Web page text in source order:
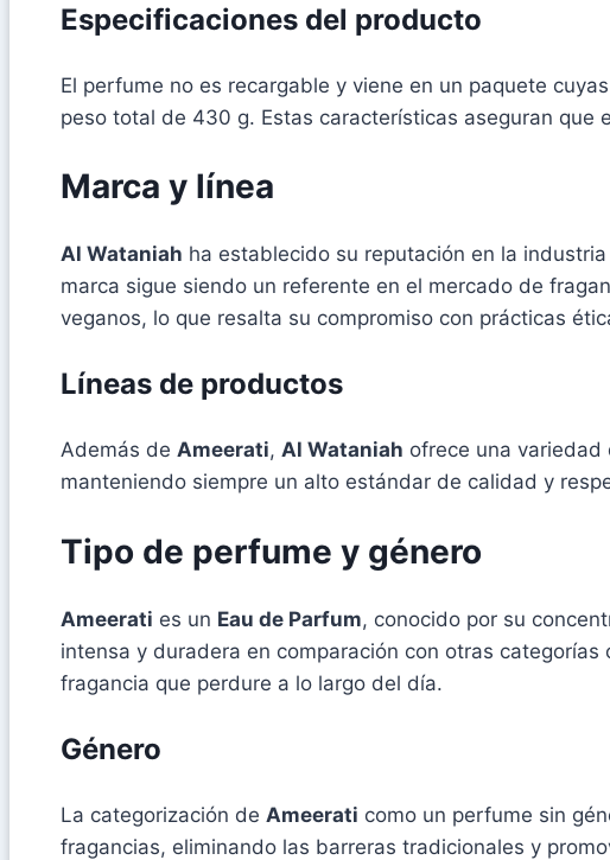
Especificaciones del producto
El perfume no es recargable y viene en un paquete
peso total de 430 g. Estas características aseguran que
Marca y línea
Al Wataniah ha establecido su reputación en la
marca sigue siendo un referente en el mercado de
veganos, lo que resalta su compromiso con prácticas
Líneas de productos
Además de Ameerati, Al Wataniah ofrece una
manteniendo siempre un alto estándar de calidad y
Tipo de perfume y género
Ameerati es un Eau de Parfum, conocido por su
intensa y duradera en comparación con otras categorías
fragancia que perdure a lo largo del día.
Género
La categorización de Ameerati como un perfume sin
fragancias, eliminando las barreras tradicionales y